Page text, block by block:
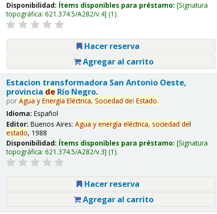
Disponibilidad: Ítems disponibles para préstamo: Signatura
topográfica: 621.374.5/A282/v.4 (1).
Hacer reserva
Agregar al carrito
Estacion transformadora San Antonio Oeste,
provincia deRío Negro.
por Agua y Energía Eléctrica, Sociedad del Estado.
Idioma: Español
Editor: Buenos Aires: Agua y energía eléctrica, sociedad del
estado, 1988
Disponibilidad: Ítems disponibles para préstamo: Signatura
topográfica: 621.374.5/A282/v.3 (1).
Hacer reserva
Agregar al carrito